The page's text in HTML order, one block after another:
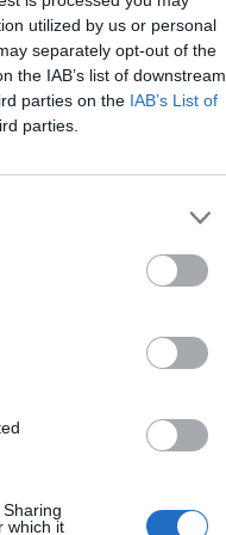
utilized by us or personal
separately opt-out of the
the IAB’s list of downstream
parties on the IAB’s List of
parties.
which it